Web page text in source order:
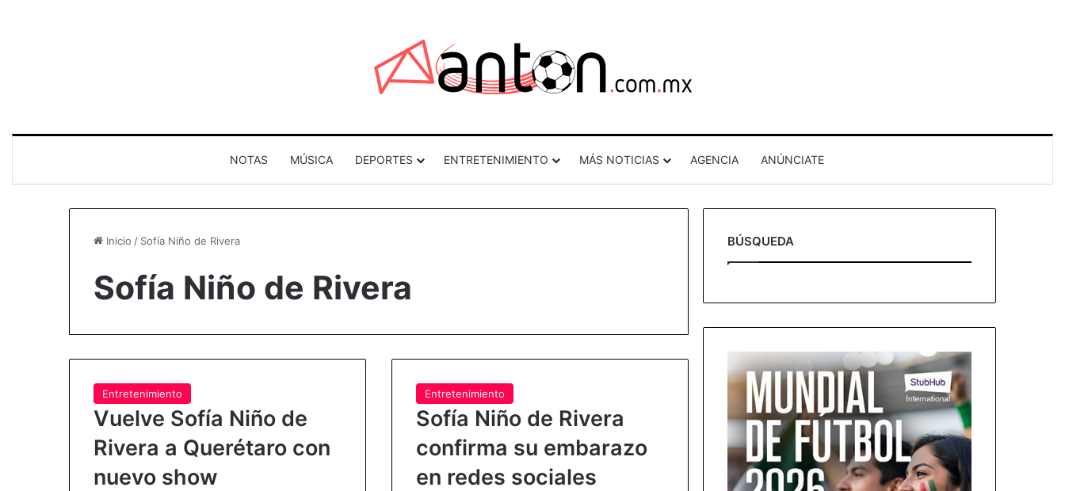
NOTAS MÚSICA DEPORTES ENTRETENIMIENTO MÁS NOTICIAS AGENCIA ANÚNCIATE
Inicio / Sofía Niño de Rivera
Sofía Niño de Rivera
Entretenimiento
Vuelve Sofía Niño de
Rivera a Querétaro con
nuevo show
Entretenimiento
Sofía Niño de Rivera
confirma su embarazo
en redes sociales
BÚSQUEDA